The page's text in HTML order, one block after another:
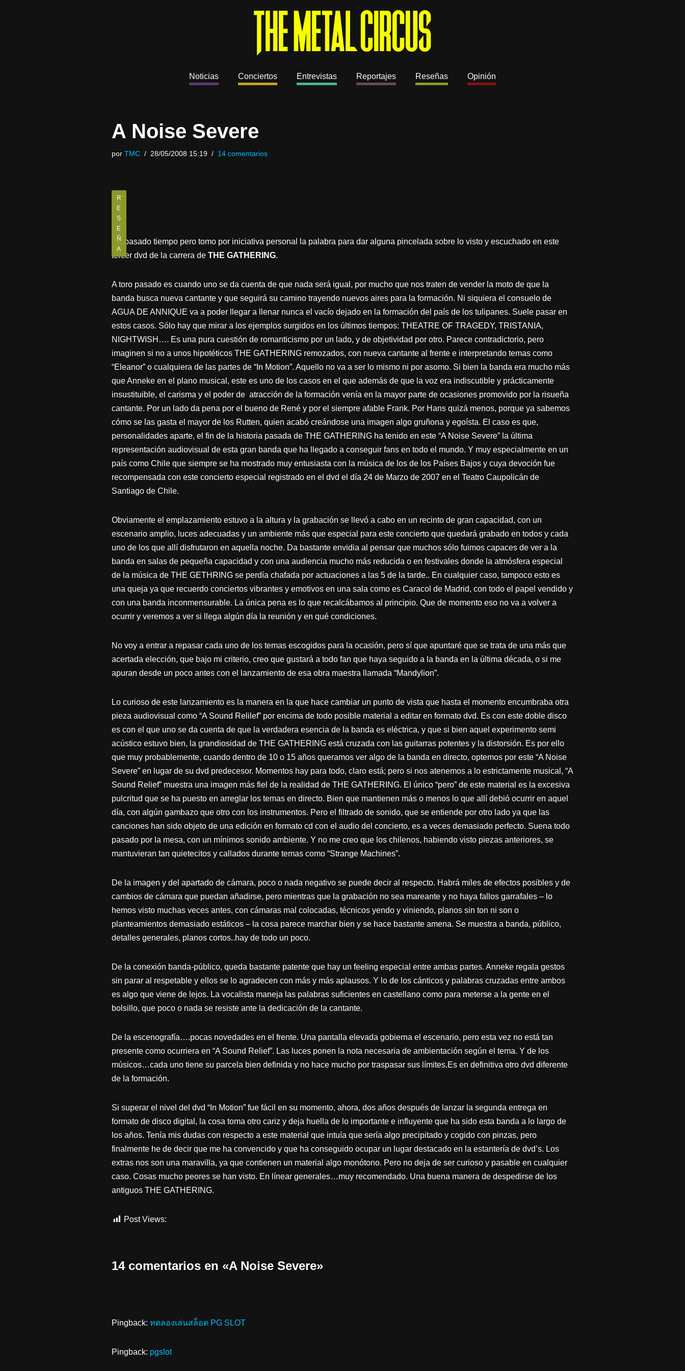
Noticias Conciertos Entrevistas Reportajes Reseñas Opinión
A Noise Severe
por TMC 28/05/2008 15:19 14 comentarios
R
E
S
E
Ñ
A
Ha pasado tiempo pero tomo por iniciativa personal la palabra para dar alguna pincelada sobre lo visto y escuchado en este
tercer dvd de la carrera de THE GATHERING.
A toro pasado es cuando uno se da cuenta de que nada será igual, por mucho que nos traten de vender la moto de que la
banda busca nueva cantante y que seguirá su camino trayendo nuevos aires para la formación. Ni siquiera el consuelo de
AGUA DE ANNIQUE va a poder llegar a llenar nunca el vacío dejado en la formación del país de los tulipanes. Suele pasar en
estos casos. Sólo hay que mirar a los ejemplos surgidos en los últimos tiempos: THEATRE OF TRAGEDY, TRISTANIA,
NIGHTWISH…. Es una pura cuestión de romanticismo por un lado, y de objetividad por otro. Parece contradictorio, pero
imaginen si no a unos hipotéticos THE GATHERING remozados, con nueva cantante al frente e interpretando temas como
“Eleanor” o cualquiera de las partes de “In Motion”. Aquello no va a ser lo mismo ni por asomo. Si bien la banda era mucho más
que Anneke en el plano musical, este es uno de los casos en el que además de que la voz era indiscutible y prácticamente
insustituible, el carisma y el poder de atracción de la formación venía en la mayor parte de ocasiones promovido por la risueña
cantante. Por un lado da pena por el bueno de René y por el siempre afable Frank. Por Hans quizá menos, porque ya sabemos
cómo se las gasta el mayor de los Rutten, quien acabó creándose una imagen algo gruñona y egoísta. El caso es que,
personalidades aparte, el fin de la historia pasada de THE GATHERING ha tenido en este “A Noise Severe” la última
representación audiovisual de esta gran banda que ha llegado a conseguir fans en todo el mundo. Y muy especialmente en un
país como Chile que siempre se ha mostrado muy entusiasta con la música de los de los Países Bajos y cuya devoción fue
recompensada con este concierto especial registrado en el dvd el día 24 de Marzo de 2007 en el Teatro Caupolicán de
Santiago de Chile.
Obviamente el emplazamiento estuvo a la altura y la grabación se llevó a cabo en un recinto de gran capacidad, con un
escenario amplio, luces adecuadas y un ambiente más que especial para este concierto que quedará grabado en todos y cada
uno de los que allí disfrutaron en aquella noche. Da bastante envidia al pensar que muchos sólo fuimos capaces de ver a la
banda en salas de pequeña capacidad y con una audiencia mucho más reducida o en festivales donde la atmósfera especial
de la música de THE GETHRING se perdía chafada por actuaciones a las 5 de la tarde.. En cualquier caso, tampoco esto es
una queja ya que recuerdo conciertos vibrantes y emotivos en una sala como es Caracol de Madrid, con todo el papel vendido y
con una banda inconmensurable. La única pena es lo que recalcábamos al principio. Que de momento eso no va a volver a
ocurrir y veremos a ver si llega algún día la reunión y en qué condiciones.
No voy a entrar a repasar cada uno de los temas escogidos para la ocasión, pero sí que apuntaré que se trata de una más que
acertada elección, que bajo mi criterio, creo que gustará a todo fan que haya seguido a la banda en la última década, o si me
apuran desde un poco antes con el lanzamiento de esa obra maestra llamada “Mandylion”.
Lo curioso de este lanzamiento es la manera en la que hace cambiar un punto de vista que hasta el momento encumbraba otra
pieza audiovisual como “A Sound Relilef” por encima de todo posible material a editar en formato dvd. Es con este doble disco
es con el que uno se da cuenta de que la verdadera esencia de la banda es eléctrica, y que si bien aquel experimento semi
acústico estuvo bien, la grandiosidad de THE GATHERING está cruzada con las guitarras potentes y la distorsión. Es por ello
que muy probablemente, cuando dentro de 10 o 15 años queramos ver algo de la banda en directo, optemos por este “A Noise
Severe” en lugar de su dvd predecesor. Momentos hay para todo, claro está; pero si nos atenemos a lo estrictamente musical, “A
Sound Relief” muestra una imagen más fiel de la realidad de THE GATHERING. El único “pero” de este material es la excesiva
pulcritud que se ha puesto en arreglar los temas en directo. Bien que mantienen más o menos lo que allí debió ocurrir en aquel
día, con algún gambazo que otro con los instrumentos. Pero el filtrado de sonido, que se entiende por otro lado ya que las
canciones han sido objeto de una edición en formato cd con el audio del concierto, es a veces demasiado perfecto. Suena todo
pasado por la mesa, con un mínimos sonido ambiente. Y no me creo que los chilenos, habiendo visto piezas anteriores, se
mantuvieran tan quietecitos y callados durante temas como “Strange Machines”.
De la imagen y del apartado de cámara, poco o nada negativo se puede decir al respecto. Habrá miles de efectos posibles y de
cambios de cámara que puedan añadirse, pero mientras que la grabación no sea mareante y no haya fallos garrafales – lo
hemos visto muchas veces antes, con cámaras mal colocadas, técnicos yendo y viniendo, planos sin ton ni son o
planteamientos demasiado estáticos – la cosa parece marchar bien y se hace bastante amena. Se muestra a banda, público,
detalles generales, planos cortos..hay de todo un poco.
De la conexión banda-público, queda bastante patente que hay un feeling especial entre ambas partes. Anneke regala gestos
sin parar al respetable y ellos se lo agradecen con más y más aplausos. Y lo de los cánticos y palabras cruzadas entre ambos
es algo que viene de lejos. La vocalista maneja las palabras suficientes en castellano como para meterse a la gente en el
bolsillo, que poco o nada se resiste ante la dedicación de la cantante.
De la escenografía….pocas novedades en el frente. Una pantalla elevada gobierna el escenario, pero esta vez no está tan
presente como ocurriera en “A Sound Relief”. Las luces ponen la nota necesaria de ambientación según el tema. Y de los
músicos…cada uno tiene su parcela bien definida y no hace mucho por traspasar sus límites.Es en definitiva otro dvd diferente
de la formación.
Si superar el nivel del dvd “In Motion” fue fácil en su momento, ahora, dos años después de lanzar la segunda entrega en
formato de disco digital, la cosa toma otro cariz y deja huella de lo importante e influyente que ha sido esta banda a lo largo de
los años. Tenía mis dudas con respecto a este material que intuía que sería algo precipitado y cogido con pinzas, pero
finalmente he de decir que me ha convencido y que ha conseguido ocupar un lugar destacado en la estantería de dvd’s. Los
extras nos son una maravilla, ya que contienen un material algo monótono. Pero no deja de ser curioso y pasable en cualquier
caso. Cosas mucho peores se han visto. En línear generales…muy recomendado. Una buena manera de despedirse de los
antiguos THE GATHERING.
Post Views:
14 comentarios en «A Noise Severe»
Pingback: ทดลองเล่นสล็อต PG SLOT
Pingback: pgslot